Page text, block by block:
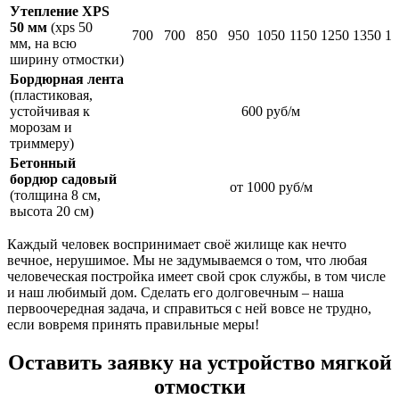
Утепление XPS
50 мм (xps 50
мм, на всю
ширину отмостки)
700 700 850 950 1050 1150 1250 1350
Бордюрная лента
(пластиковая,
устойчивая к
морозам и
триммеру)
600 руб/м
Бетонный
бордюр садовый
(толщина 8 см,
высота 20 см)
от 1000 руб/м
Каждый человек воспринимает своё жилище как нечто
вечное, нерушимое. Мы не задумываемся о том, что любая
человеческая постройка имеет свой срок службы, в том числе
и наш любимый дом. Сделать его долговечным – наша
первоочередная задача, и справиться с ней вовсе не трудно,
если вовремя принять правильные меры!
Оставить заявку на устройство мягкой
отмостки